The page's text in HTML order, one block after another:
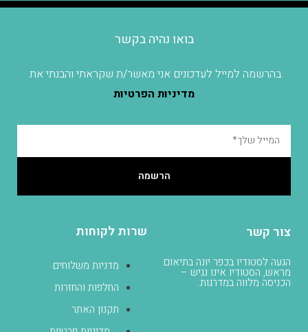
שרות לקוחות
מדניות משלוחים
החלפות והחזרות
תקנון האתר
צור קשר
הגעה לסטודיו בכפר יונה בתיאום
מראש, הסטודיו אינו נגיש –
הכניסה מלווה במדרגות.
בואו נהיה בקשר
בהרשמה למייל לעדכונים אני מאשר/ת שקראתי והבנתי את
מדיניות הפרטיות
הרשמה